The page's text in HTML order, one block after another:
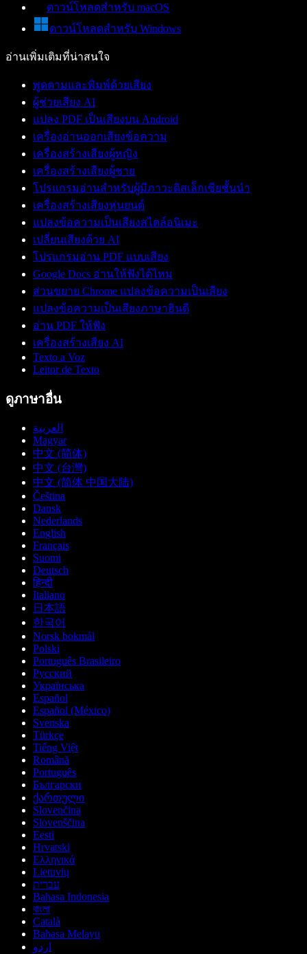
ดาวน์โหลดสำหรับ macOS
ดาวน์โหลดสำหรับ Windows
อ่านเพิ่มเติมที่น่าสนใจ
พูดตามและพิมพ์ด้วยเสียง
ผู้ช่วยเสียง AI
แปลง PDF เป็นเสียงบน Android
เครื่องอ่านออกเสียงข้อความ
เครื่องสร้างเสียงผู้หญิง
เครื่องสร้างเสียงผู้ชาย
โปรแกรมอ่านสำหรับผู้มีภาวะดิสเล็กเซียชั้นนำ
เครื่องสร้างเสียงหุ่นยนต์
แปลงข้อความเป็นเสียงสไตล์อนิเมะ
เปลี่ยนเสียงด้วย AI
โปรแกรมอ่าน PDF แบบเสียง
Google Docs อ่านให้ฟังได้ไหม
ส่วนขยาย Chrome แปลงข้อความเป็นเสียง
แปลงข้อความเป็นเสียงภาษาฮินดี
อ่าน PDF ให้ฟัง
เครื่องสร้างเสียง AI
Texto a Voz
Leitor de Texto
ดูภาษาอื่น
العربية
Magyar
中文 (简体)
中文 (台灣)
中文 (简体 中国大陆)
Čeština
Dansk
Nederlands
English
Français
Suomi
Deutsch
हिन्दी
Italiano
日本語
한국어
Norsk bokmål
Polski
Português Brasileiro
Русский
Українська
Español
Español (México)
Svenska
Türkçe
Tiếng Việt
Română
Português
Български
ქართული
Slovenčina
Slovenščina
Eesti
Hrvatski
Ελληνικά
Lietuvių
עברית
Bahasa Indonesia
বাংলা
Català
Bahasa Melayu
اردو